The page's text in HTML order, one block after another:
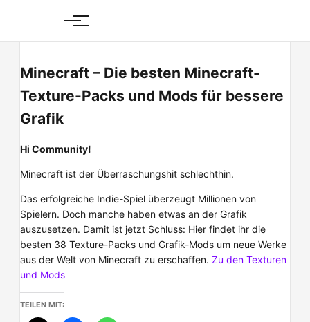
content
Minecraft – Die besten Minecraft-
Texture-Packs und Mods für bessere
Grafik
Hi Community!
Minecraft ist der Überraschungshit schlechthin.
Das erfolgreiche Indie-Spiel überzeugt Millionen von
Spielern. Doch manche haben etwas an der Grafik
auszusetzen. Damit ist jetzt Schluss: Hier findet ihr die
besten 38 Texture-Packs und Grafik-Mods um neue Werke
aus der Welt von Minecraft zu erschaffen. Zu den Texturen
und Mods
TEILEN MIT: